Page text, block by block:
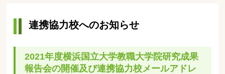
連携協力校へのお知らせ
2021年度横浜国立大学教職大学院研究成果
報告会の開催及び連携協力校メールアドレ